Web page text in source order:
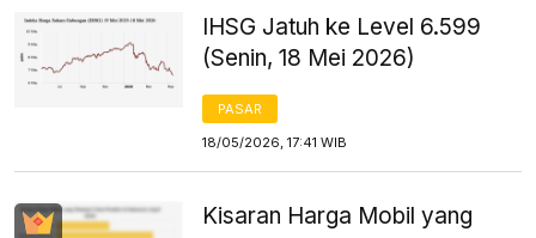
IHSG Jatuh ke Level 6.599
(Senin, 18 Mei 2026)
PASAR
18/05/2026, 17:41 WIB
Kisaran Harga Mobil yang